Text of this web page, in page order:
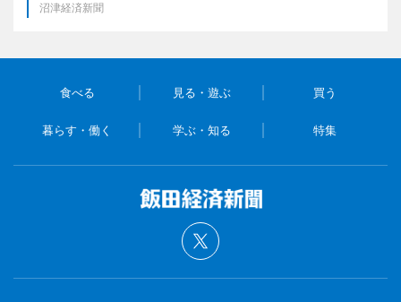
沼津経済新聞
食べる 見る・遊ぶ 買う
暮らす・働く 学ぶ・知る 特集